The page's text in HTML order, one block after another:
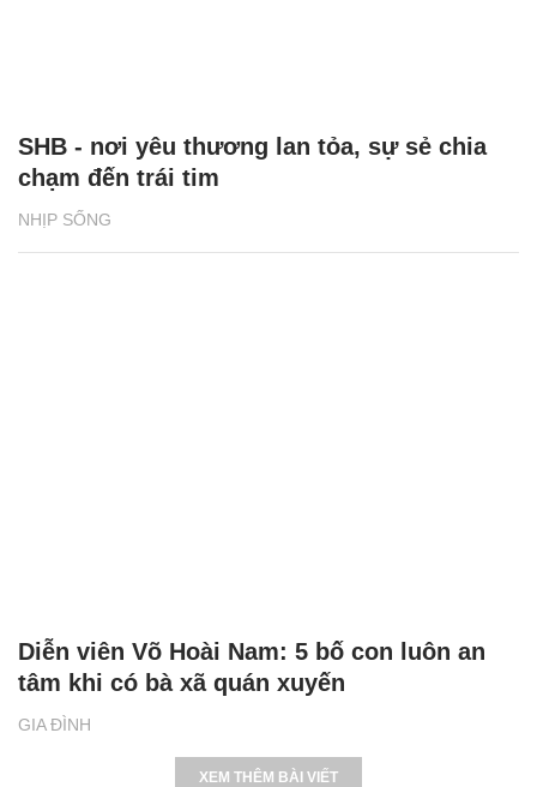
NHỊP SỐNG
SHB - nơi yêu thương lan tỏa, sự sẻ chia
chạm đến trái tim
GIA ĐÌNH
Diễn viên Võ Hoài Nam: 5 bố con luôn an
tâm khi có bà xã quán xuyến
XEM THÊM BÀI VIẾT